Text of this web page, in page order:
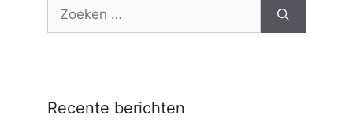
Zoek
Recente berichten